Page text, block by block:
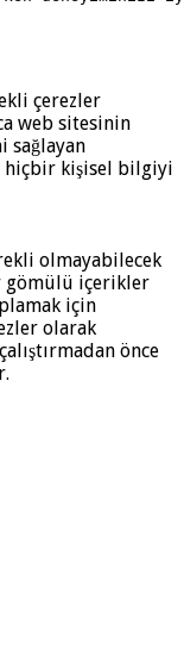
çerezler
web sitesinin
sağlayan
hiçbir kişisel bilgiyi
olmayabilecek
gömülü içerikler
için
olarak
önce